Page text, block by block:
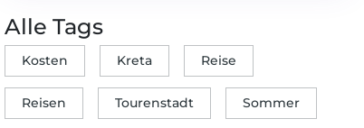
Alle Tags
Kosten Kreta Reise
Reisen Tourenstadt Sommer